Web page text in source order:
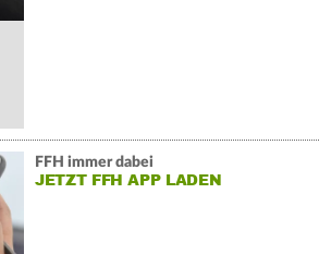
FFH immer dabei
JETZT FFH APP LADEN